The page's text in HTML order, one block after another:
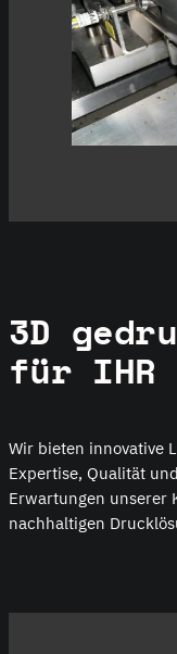
3D
für IHR
Wir bieten innovative
Expertise, Qualität
Erwartungen unserer
nachhaltigen